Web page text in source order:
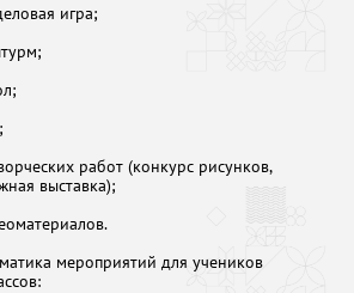
игра;
работ (конкурс рисунков,
выставка);
мероприятий для учеников